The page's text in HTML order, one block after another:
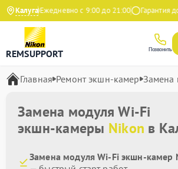
КалугаЕжедневно с 9:00 до 21:00 Гарантия до
REMSUPPORT Позвонить
Главная Ремонт экшн-камер Замена
Замена модуля Wi-Fi
экшн-камеры Nikon в
Замена модуля Wi-Fi экшн-камер